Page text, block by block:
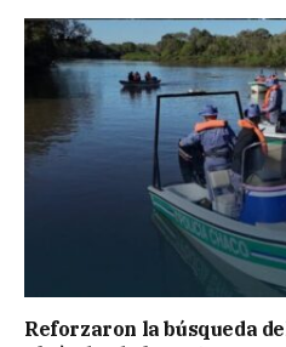
Reforzaron la búsqueda